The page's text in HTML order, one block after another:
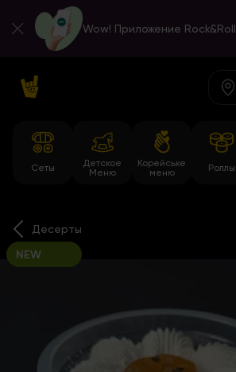
Wow! Приложение Rock&Roll
Сеты
Детское
Меню
Корейське
меню
Роллы
Десерты
NEW